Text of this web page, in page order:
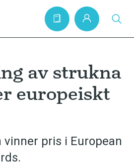
av strukna
europeiskt
pris i European